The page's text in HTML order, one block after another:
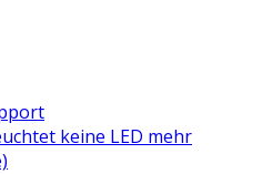
keine LED mehr